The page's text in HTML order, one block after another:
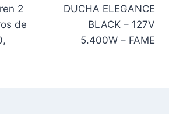
2
de
DUCHA ELEGANCE
BLACK – 127V
5.400W – FAME